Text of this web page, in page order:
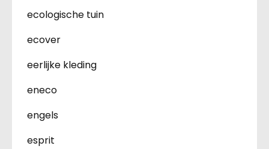
ecologische tuin
ecover
eerlijke kleding
eneco
engels
esprit